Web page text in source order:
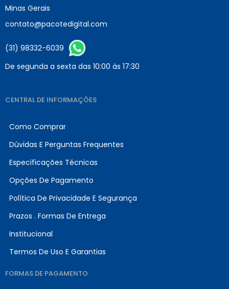
Minas Gerais
contato@pacotedigital.com
(31) 98332-6039
De segunda a sexta das 10:00 às 17:30
CENTRAL DE INFORMAÇÕES
Como Comprar
Dúvidas E Perguntas Frequentes
Especificações Técnicas
Opções De Pagamento
Política De Privacidade E Segurança
Prazos . Formas De Entrega
Institucional
Termos De Uso E Garantias
FORMAS DE PAGAMENTO